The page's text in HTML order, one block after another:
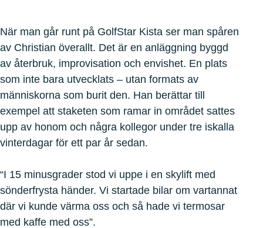
När man går runt på GolfStar Kista ser man spåren
av Christian överallt. Det är en anläggning byggd
av återbruk, improvisation och envishet. En plats
som inte bara utvecklats – utan formats av
människorna som burit den. Han berättar till
exempel att staketen som ramar in området sattes
upp av honom och några kollegor under tre iskalla
vinterdagar för ett par år sedan.
“I 15 minusgrader stod vi uppe i en skylift med
sönderfrysta händer. Vi startade bilar om vartannat
där vi kunde värma oss och så hade vi termosar
med kaffe med oss”.